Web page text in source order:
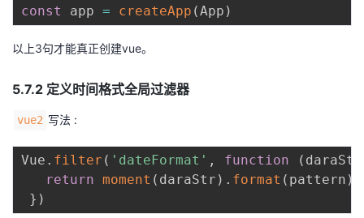
const
app = createApp (App )
以上3句才能真正创建vue。
5.7.2 定义时间格式全局过滤器
vue2 写法 :
Vue . filter ( 'dateFormat' , function ( daraStr
return moment ( daraStr ) . format ( pattern )
} )